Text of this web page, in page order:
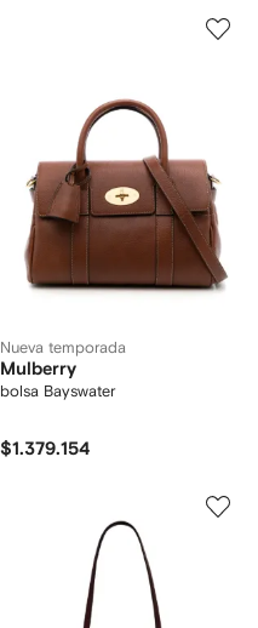
Nueva temporada
Mulberry
bolsa Bayswater
$1.379.154